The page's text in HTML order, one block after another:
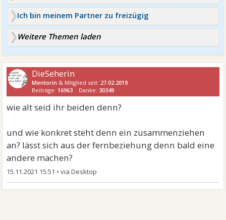
Ich bin meinem Partner zu freizügig
Weitere Themen laden
DieSeherin
Mentorin & Mitglied seit: 27.02.2019
Beiträge: 16963 Danke:30349
wie alt seid ihr beiden denn?
und wie konkret steht denn ein zusammenziehen
an? lässt sich aus der fernbeziehung denn bald eine
andere machen?
15.11.2021 15:51 •